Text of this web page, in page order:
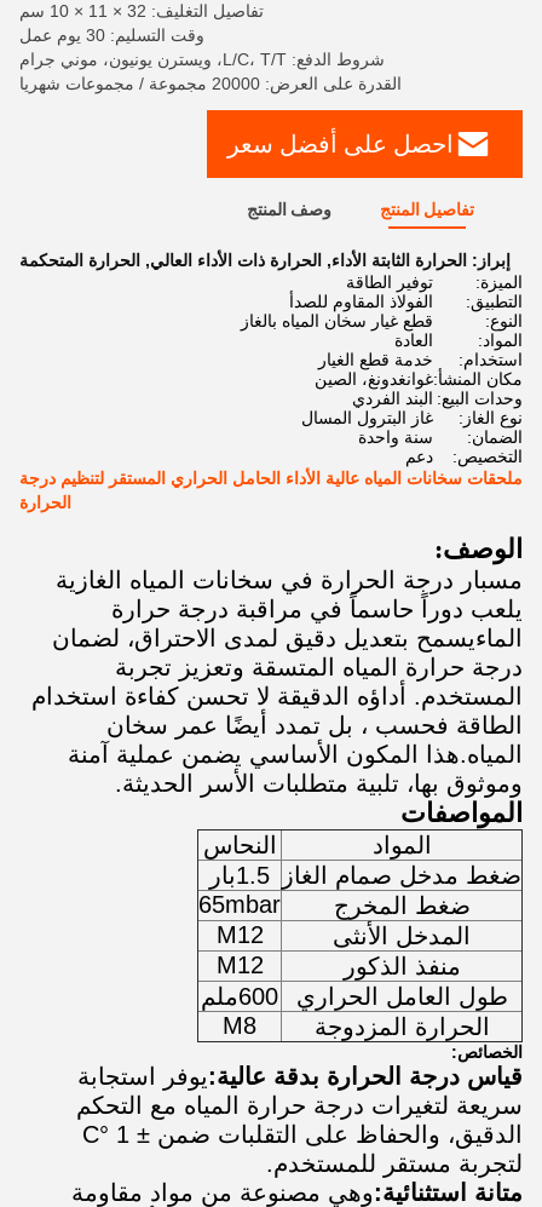
تفاصيل التغليف: 32 × 11 × 10 سم
وقت التسليم: 30 يوم عمل
شروط الدفع: L/C، T/T، ويسترن يونيون، موني جرام
القدرة على العرض: 20000 مجموعة / مجموعات شهريا
احصل على أفضل سعر
تفاصيل المنتج وصف المنتج
إبراز: الحرارة الثابتة الأداء, الحرارة ذات الأداء العالي, الحرارة المتحكمة
الميزة:
توفير الطاقة
التطبيق:
الفولاذ المقاوم للصدأ
النوع:
قطع غيار سخان المياه بالغاز
المواد:
العادة
استخدام:
خدمة قطع الغيار
مكان المنشأ:غوانغدونغ، الصين
وحدات البيع: البند الفردي
نوع الغاز:
غاز البترول المسال
الضمان:
سنة واحدة
التخصيص:
دعم
ملحقات سخانات المياه عالية الأداء الحامل الحراري المستقر لتنظيم درجة
الحرارة
الوصف:
مسبار درجة الحرارة في سخانات المياه الغازية
يلعب دوراً حاسماً في مراقبة درجة حرارة
الماءيسمح بتعديل دقيق لمدى الاحتراق، لضمان
درجة حرارة المياه المتسقة وتعزيز تجربة
المستخدم. أداؤه الدقيقة لا تحسن كفاءة استخدام
الطاقة فحسب ، بل تمدد أيضًا عمر سخان
المياه.هذا المكون الأساسي يضمن عملية آمنة
وموثوق بها، تلبية متطلبات الأسر الحديثة.
المواصفات
المواد
النحاس
ضغط مدخل صمام الغاز
1.5بار
ضغط المخرج
65mbar
المدخل الأنثى
M12
منفذ الذكور
M12
طول العامل الحراري
600ملم
الحرارة المزدوجة
M8
الخصائص:
قياس درجة الحرارة بدقة عالية:يوفر استجابة
سريعة لتغيرات درجة حرارة المياه مع التحكم
الدقيق، والحفاظ على التقلبات ضمن ± 1 °C
لتجربة مستقر للمستخدم.
متانة استثنائية:وهي مصنوعة من مواد مقاومة